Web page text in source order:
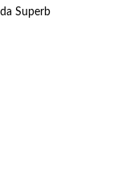
Superb